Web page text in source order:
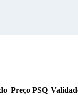
Preço PSQ